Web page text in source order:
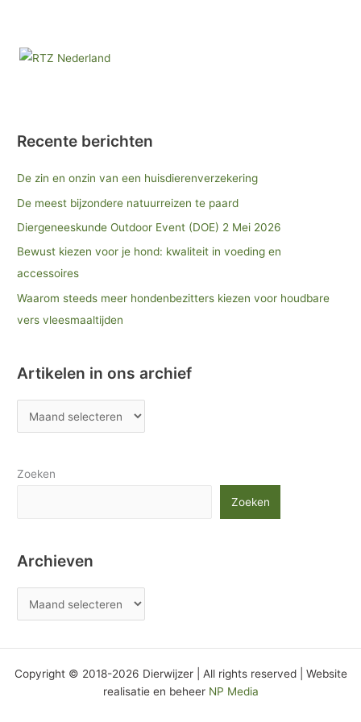
Recente berichten
De zin en onzin van een huisdierenverzekering
De meest bijzondere natuurreizen te paard
Diergeneeskunde Outdoor Event (DOE) 2 Mei 2026
Bewust kiezen voor je hond: kwaliteit in voeding en
accessoires
Waarom steeds meer hondenbezitters kiezen voor houdbare
vers vleesmaaltijden
Artikelen in ons archief
Zoeken
Zoeken
Archieven
Copyright © 2018-2026 Dierwijzer | All rights reserved | Website
realisatie en beheer NP Media